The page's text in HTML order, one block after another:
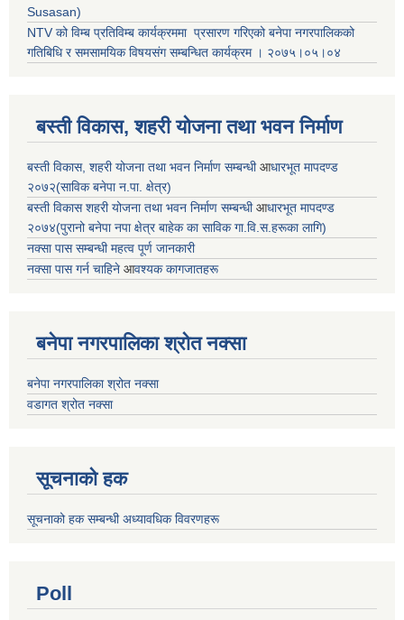
Susasan)
NTV को विम्ब प्रतिविम्ब कार्यक्रममा प्रसारण गरिएकोबनेपा नगरपालिकको
गतिबिधि र समसामयिक विषयसंग सम्बन्धित कार्यक्रम । २०७५।०५।०४
बस्ती विकास, शहरी योजना तथा भवन निर्माण
बस्ती विकास, शहरी योजना तथा भवन निर्माण सम्बन्धीआधारभूत मापदण्ड
२०७२(साविक बनेपा न.पा. क्षेत्र)
बस्ती विकास शहरी योजना तथा भवन निर्माण सम्बन्धीआधारभूत मापदण्ड
२०७४(पुरानो बनेपा नपा क्षेत्र बाहेक का साविक गा.वि.स.हरूका लागि)
नक्सा पास सम्बन्धी महत्व पूर्ण जानकारी
नक्सा पास गर्न चाहिने आवश्यक कागजातहरू
बनेपा नगरपालिका श्रोत नक्सा
बनेपा नगरपालिका श्रोत नक्सा
वडागत श्रोत नक्सा
सूचनाको हक
सूचनाको हक सम्बन्धी अध्यावधिक विवरणहरू
Poll